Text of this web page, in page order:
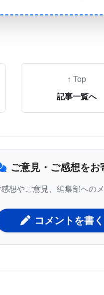
ステル、ポリカプロラ
た。繊維のメッシュは
が循環系とうまく一体
た。
ロシン血症を有するマ
する肝臓中の酵素が欠
↑ Top
記事一覧へ
ご意見・ご感想をお
想やご意見、編集部への
コメントを書